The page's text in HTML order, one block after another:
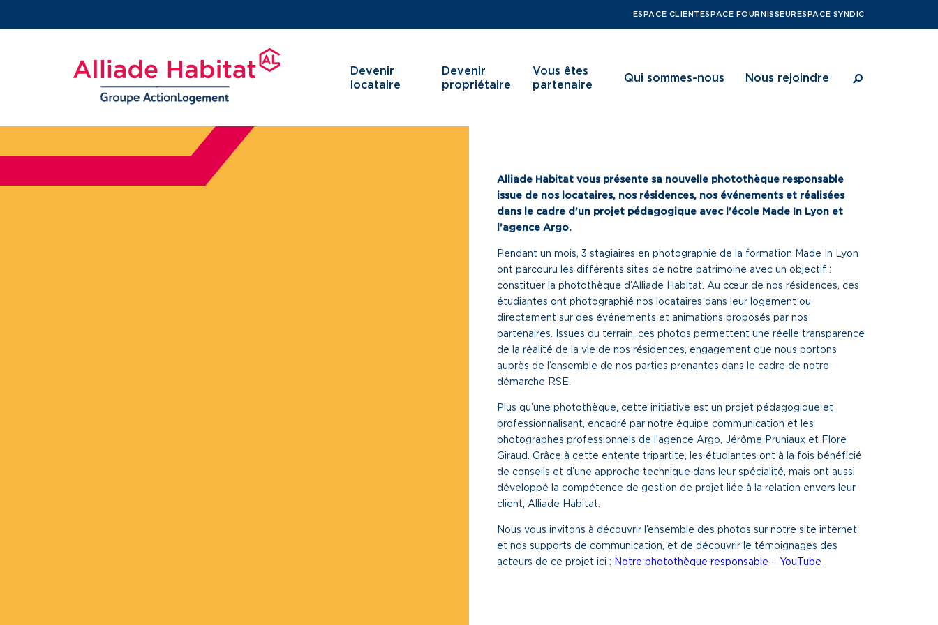
ESPACE CLIENTESPACE FOURNISSEURESPACE SYNDIC
Devenir
locataire
Je cherche un local commercial
Devenir
propriétaire
Vous êtes
partenaire
Services aux territoires
Services aux habitants
Qui sommes-nous
Notre vision
Notre projet d’entreprise
Une gouvernance de proximité
Notre histoire
Nous rejoindre
Nos métiers
Notre culture
Alliade Habitat vous présente sa nouvelle photothèque responsable
issue de nos locataires, nos résidences, nos événements et réalisées
dans le cadre d’un projet pédagogique avec l’école Made In Lyon et
l’agence Argo.
Pendant un mois, 3 stagiaires en photographie de la formation Made In Lyon
ont parcouru les différents sites de notre patrimoine avec un objectif :
constituer la photothèque d’Alliade Habitat. Au cœur de nos résidences, ces
étudiantes ont photographié nos locataires dans leur logement ou
directement sur des événements et animations proposés par nos
partenaires. Issues du terrain, ces photos permettent une réelle transparence
de la réalité de la vie de nos résidences, engagement que nous portons
auprès de l’ensemble de nos parties prenantes dans le cadre de notre
démarche RSE.
Plus qu’une photothèque, cette initiative est un projet pédagogique et
professionnalisant, encadré par notre équipe communication et les
photographes professionnels de l’agence Argo, Jérôme Pruniaux et Flore
Giraud. Grâce à cette entente tripartite, les étudiantes ont à la fois bénéficié
de conseils et d’une approche technique dans leur spécialité, mais ont aussi
développé la compétence de gestion de projet liée à la relation envers leur
client, Alliade Habitat.
Nous vous invitons à découvrir l’ensemble des photos sur notre site internet
et nos supports de communication, et de découvrir le témoignages des
acteurs de ce projet ici : Notre photothèque responsable – YouTube